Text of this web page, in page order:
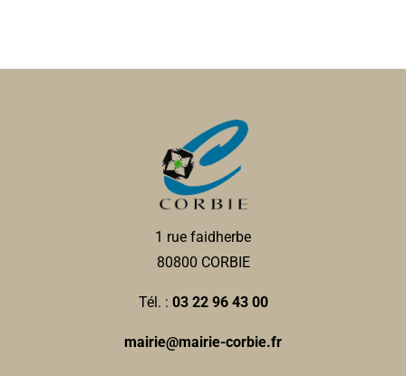
1 rue faidherbe
80800 CORBIE
Tél. : 03 22 96 43 00
mairie@mairie-corbie.fr